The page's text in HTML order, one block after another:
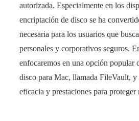
autorizada. Especialmente en los
encriptación de disco se ha
necesaria para los usuarios que
personales y corporativos seguros.
enfocaremos en una opción popular
disco para Mac, llamada FileVault, y
eficacia y prestaciones para proteger